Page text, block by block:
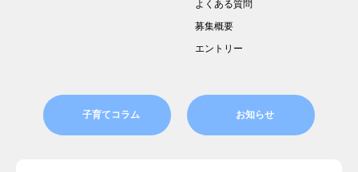
よくある質問
募集概要
エントリー
子育てコラム お知らせ